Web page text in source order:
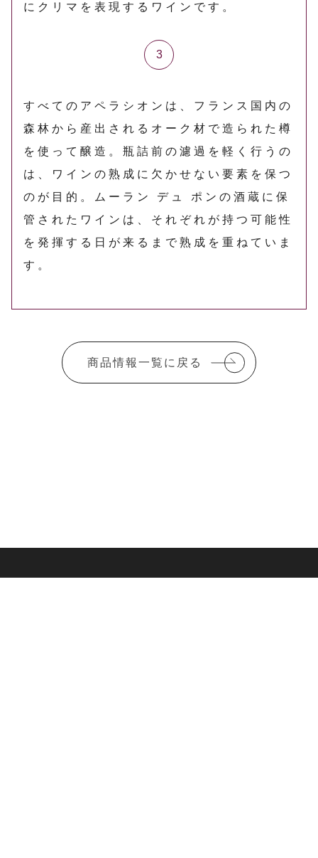
にクリマを表現するワインです。
すべてのアペラシオンは、フランス国内の
森林から産出されるオーク材で造られた樽
を使って醸造。瓶詰前の濾過を軽く行うの
は、ワインの熟成に欠かせない要素を保つ
のが目的。ムーラン デュ ポンの酒蔵に保
管されたワインは、それぞれが持つ可能性
を発揮する日が来るまで熟成を重ねていま
す。
商品情報一覧に戻る